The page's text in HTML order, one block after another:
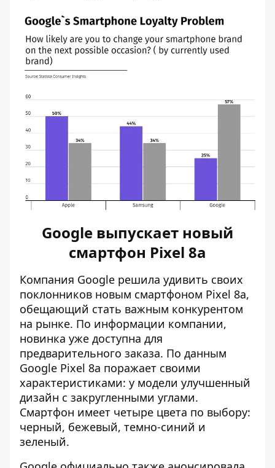
Google выпускает новый
смартфон Pixel 8a
Компания Google решила удивить своих
поклонников новым смартфоном Pixel 8a,
обещающий стать важным конкурентом
на рынке. По информации компании,
новинка уже доступна для
предварительного заказа. По данным
Google Pixel 8a поражает своими
характеристиками: у модели улучшенный
дизайн с закругленными углами.
Смартфон имеет четыре цвета по выбору:
черный, бежевый, темно-синий и
зеленый.